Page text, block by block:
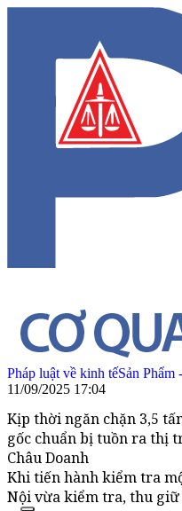
Pháp luật về kinh tếSản
11/09/2025 17:04
Kịp thời ngăn chặn 3,5
gốc chuẩn bị tuồn ra thị
Châu Doanh
Khi tiến hành kiểm tra
Nội vừa kiểm tra, thu